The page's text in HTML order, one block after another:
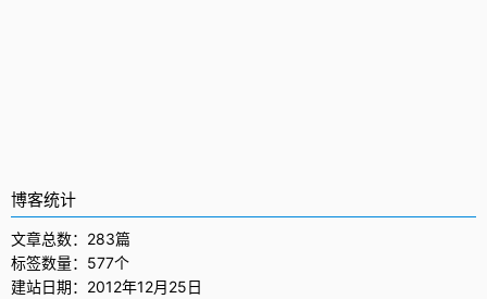
博客统计
文章总数：283篇
标签数量：577个
建站日期：2012年12月25日